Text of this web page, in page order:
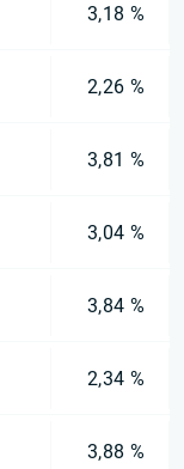
3,18 %
2,26 %
3,81 %
3,04 %
3,84 %
2,34 %
3,88 %